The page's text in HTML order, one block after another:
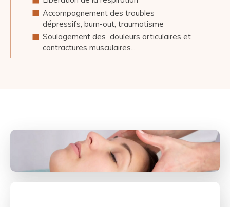
Accompagnement des troubles
dépressifs, burn-out, traumatisme
Soulagement des douleurs articulaires et
contractures musculaires...